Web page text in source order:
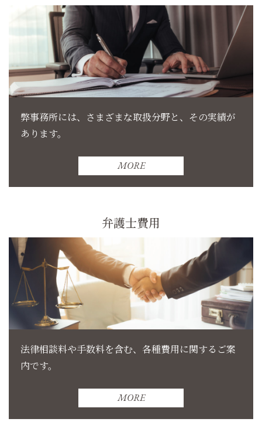
弊事務所には、さまざまな取扱分野と、その実績が
あります。
MORE
弁護士費用
法律相談料や手数料を含む、各種費用に関するご案
内です。
MORE